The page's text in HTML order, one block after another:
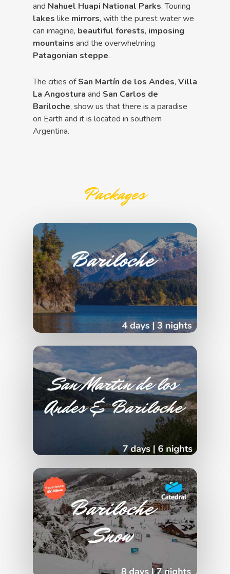
and Nahuel Huapi National Parks. Touring
lakes like mirrors, with the purest water we
can imagine, beautiful forests, imposing
mountains and the overwhelming
Patagonian steppe.
The cities ofSan Martín de los Andes, Villa
La Angostura and San Carlos de
Bariloche, show us that there is a paradise
on Earth and it is located in southern
Argentina.
Packages